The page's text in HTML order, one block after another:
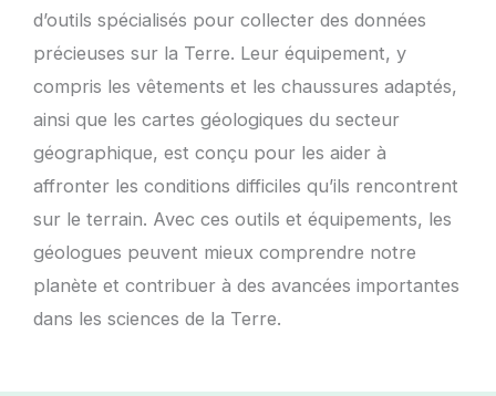
d’outils spécialisés pour collecter des données
précieuses sur la Terre. Leur équipement, y
compris les vêtements et les chaussures adaptés,
ainsi que les cartes géologiques du secteur
géographique, est conçu pour les aider à
affronter les conditions difficiles qu’ils rencontrent
sur le terrain. Avec ces outils et équipements, les
géologues peuvent mieux comprendre notre
planète et contribuer à des avancées importantes
dans les sciences de la Terre.